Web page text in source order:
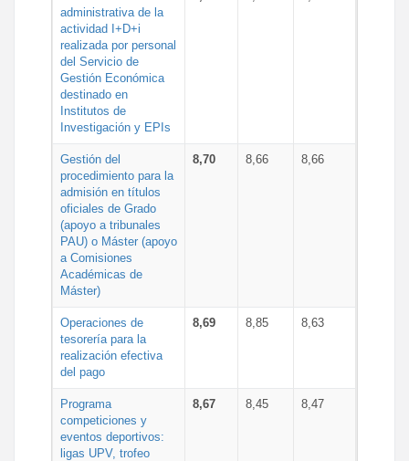
administrativa de la
actividad I+D+i
realizada por personal
del Servicio de
Gestión Económica
destinado en
Institutos de
Investigación y EPIs
Gestión del
procedimiento para la
admisión en títulos
oficiales de Grado
(apoyo a tribunales
PAU) o Máster (apoyo
a Comisiones
Académicas de
Máster)
8,70 8,66 8,66
Operaciones de
tesorería para la
realización efectiva
del pago
8,69 8,85 8,63
Programa
competiciones y
eventos deportivos:
ligas UPV, trofeo
8,67 8,45 8,47